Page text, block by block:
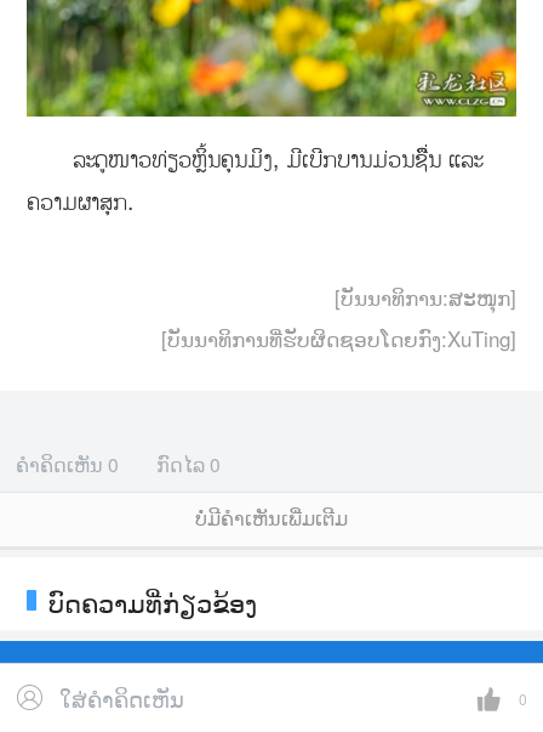
ລະດູໜາວທ່ຽວຫຼິ້ນຄຸນມິງ, ມີເບີກບານມ່ວນຊຶື່ນ ແລະ
ຄວາມຜາສຸກ.
[ບັນນາທິການ:ສະໜຸກ]
[ບັນນາທິການທີ່ຮັບຜິດຊອບໂດຍກົງ:XuTing]
ຄຳຄິດເຫັນ 0 ກົດໄລ 0
ບໍ່ມີຄໍາເຫັນເພີ່ມເຕີມ
ໃສ່ຄຳຄິດເຫັນ 0
ບົດຄວາມທີ່ກ່ຽວຂ້ອງ